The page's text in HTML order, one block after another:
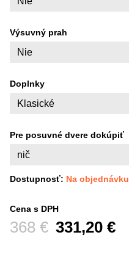
Výsuvný prah
Doplnky
Pre posuvné dvere dokúpiť
Dostupnosť: Na objednávku
Cena s DPH
331,20 €
Pred zľavou:
368 €